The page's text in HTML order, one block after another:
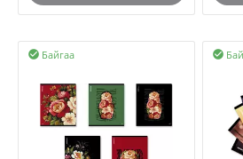
Байгаа
 